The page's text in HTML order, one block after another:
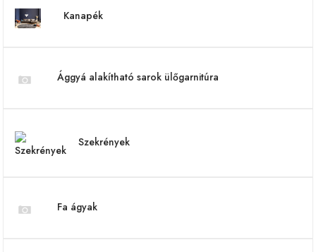
Kanapék
Ággyá alakítható sarok ülőgarnitúra
Szekrények
Fa ágyak